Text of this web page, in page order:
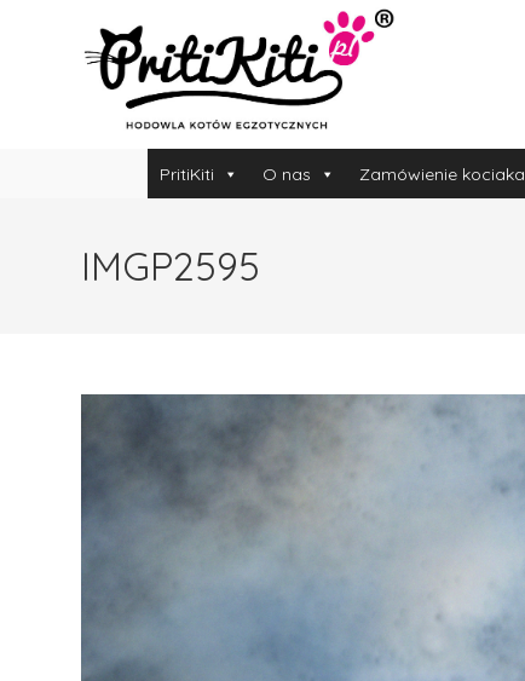
PritiKiti O nas Zamówienie kociaka
IMGP2595